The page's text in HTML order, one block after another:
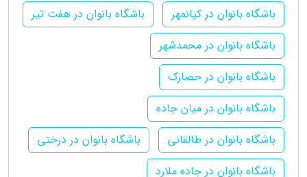
باشگاه بانوان در کیانمهر
باشگاه بانوان در هفت تیر
باشگاه بانوان در محمدشهر
باشگاه بانوان در حصارک
باشگاه بانوان در میان جاده
باشگاه بانوان در طالقانی
باشگاه بانوان در درختی
باشگاه بانوان در جاده ملارد